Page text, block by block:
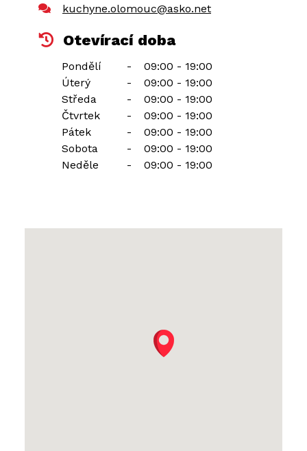
kuchyne.olomouc@asko.net
Otevírací doba
Pondělí -
09:00 - 19:00
Úterý
-
09:00 - 19:00
Středa
-
09:00 - 19:00
Čtvrtek
-
09:00 - 19:00
Pátek
-
09:00 - 19:00
Sobota
-
09:00 - 19:00
Neděle
- 09:00 - 19:00